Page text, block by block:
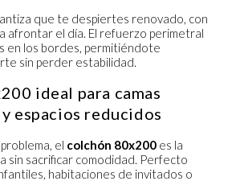
que te despiertes renovado, con
afrontar el día. El refuerzo perimetral
en los bordes, permitiéndote
sin perder estabilidad.
ideal para camas
espacios reducidos
el colchón 80x200 es la
sin sacrificar comodidad. Perfecto
habitaciones de invitados o